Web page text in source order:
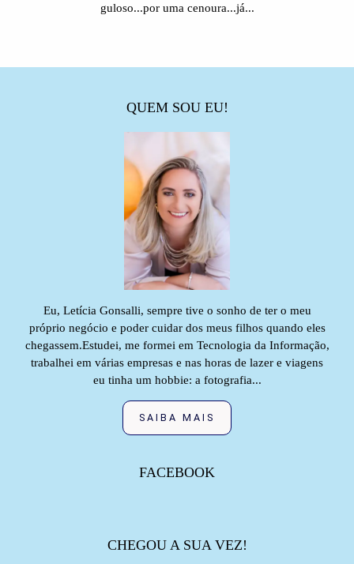
guloso...por uma cenoura...já...
QUEM SOU EU!
Eu, Letícia Gonsalli, sempre tive o sonho de ter o meu
próprio negócio e poder cuidar dos meus filhos quando eles
chegassem.Estudei, me formei em Tecnologia da Informação,
trabalhei em várias empresas e nas horas de lazer e viagens
eu tinha um hobbie: a fotografia...
SAIBA MAIS
FACEBOOK
CHEGOU A SUA VEZ!